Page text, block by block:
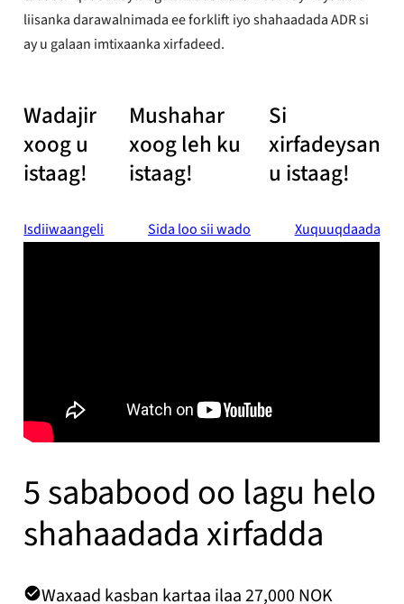
liisanka darawalnimada ee forklift iyo shahaadada ADR si
ay u galaan imtixaanka xirfadeed.
Wadajir
xoog u
istaag!
Mushahar
xoog leh ku
istaag!
Si
xirfadeysan
u istaag!
Isdiiwaangeli Sida loo sii wado Xuquuqdaada
5 sababood oo lagu helo
shahaadada xirfadda
Waxaad kasban kartaa ilaa 27,000 NOK